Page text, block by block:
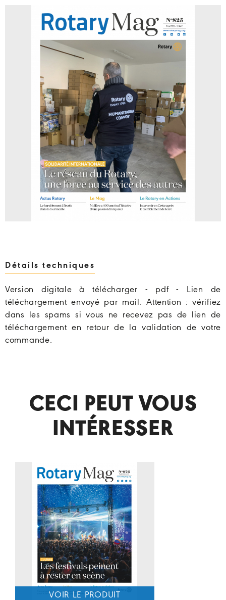
Détails techniques
Version digitale à télécharger - pdf - Lien de
téléchargement envoyé par mail. Attention : vérifiez
dans les spams si vous ne recevez pas de lien de
téléchargement en retour de la validation de votre
commande.
CECI PEUT VOUS
INTÉRESSER